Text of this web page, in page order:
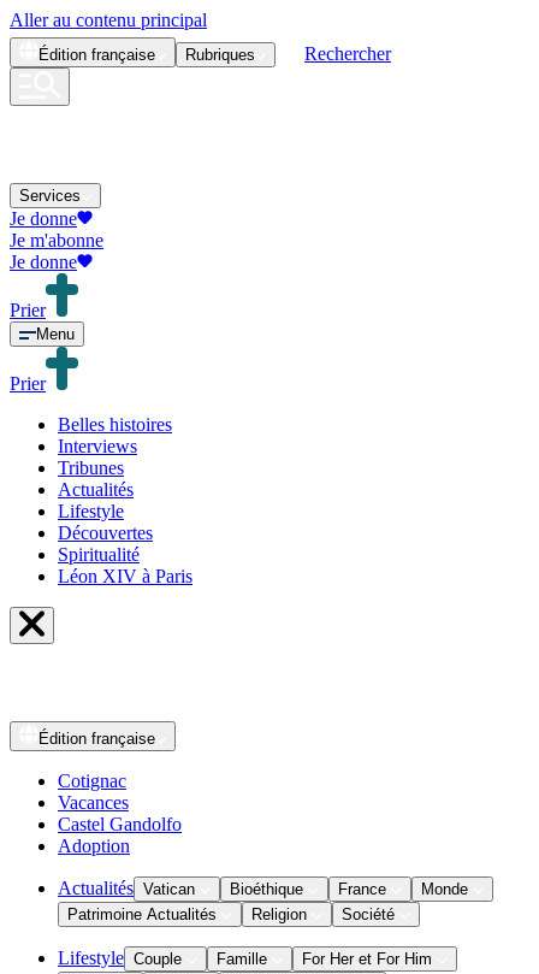
Aller au contenu principal
Édition française Rubriques Rechercher
Services
Je donne
Je m'abonne
Je donne
Prier
Menu
Prier
Belles histoires
Interviews
Tribunes
Actualités
Lifestyle
Découvertes
Spiritualité
Léon XIV à Paris
Édition française
Cotignac
Vacances
Castel Gandolfo
Adoption
Actualités Vatican Bioéthique France
Monde
Patrimoine Actualités
Religion Société
Lifestyle Couple Famille
For Her et For Him